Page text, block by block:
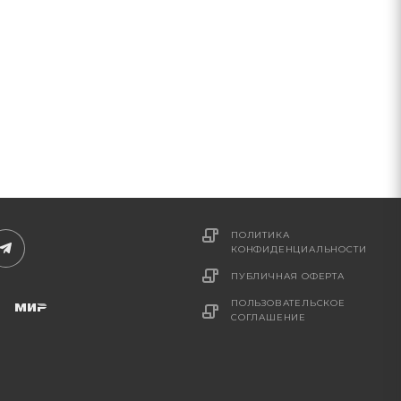
ПОЛИТИКА
КОНФИДЕНЦИАЛЬНОСТИ
ПУБЛИЧНАЯ ОФЕРТА
ПОЛЬЗОВАТЕЛЬСКОЕ
СОГЛАШЕНИЕ